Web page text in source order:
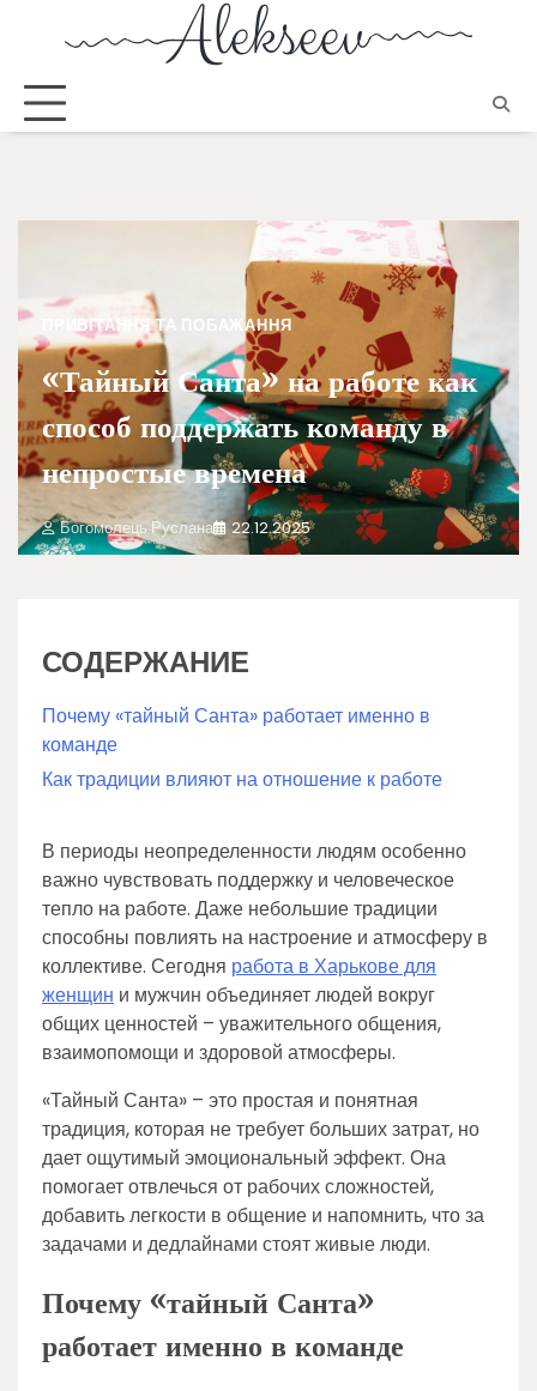
ПРИВІТАННЯ ТА ПОБАЖАННЯ
«Тайный Санта» на работе как
способ поддержать команду в
непростые времена
Богомолець Руслана 22.12.2025
СОДЕРЖАНИЕ
Почему «тайный Санта» работает именно в
команде
Как традиции влияют на отношение к работе
В периоды неопределенности людям особенно
важно чувствовать поддержку и человеческое
тепло на работе. Даже небольшие традиции
способны повлиять на настроение и атмосферу в
коллективе. Сегодня работа в Харькове для
женщин и мужчин объединяет людей вокруг
общих ценностей – уважительного общения,
взаимопомощи и здоровой атмосферы.
«Тайный Санта» – это простая и понятная
традиция, которая не требует больших затрат, но
дает ощутимый эмоциональный эффект. Она
помогает отвлечься от рабочих сложностей,
добавить легкости в общение и напомнить, что за
задачами и дедлайнами стоят живые люди.
Почему «тайный Санта»
работает именно в команде